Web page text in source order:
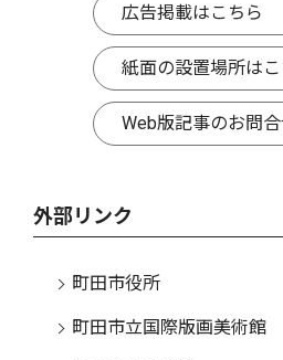
広告掲載はこちら
紙面の設置場所はこ
Web版記事のお問
外部リンク
町田市役所
町田市立国際版画美術館